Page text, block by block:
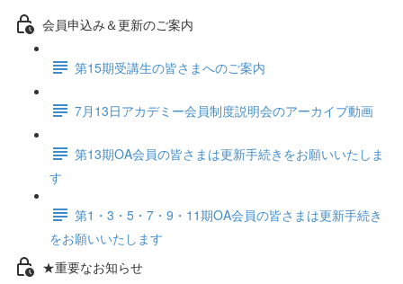
会員申込み＆更新のご案内
第15期受講生の皆さまへのご案内
7月13日アカデミー会員制度説明会のアーカイブ動画
第13期OA会員の皆さまは更新手続きをお願いいたしま
す
第1・3・5・7・9・11期OA会員の皆さまは更新手続き
をお願いいたします
★重要なお知らせ